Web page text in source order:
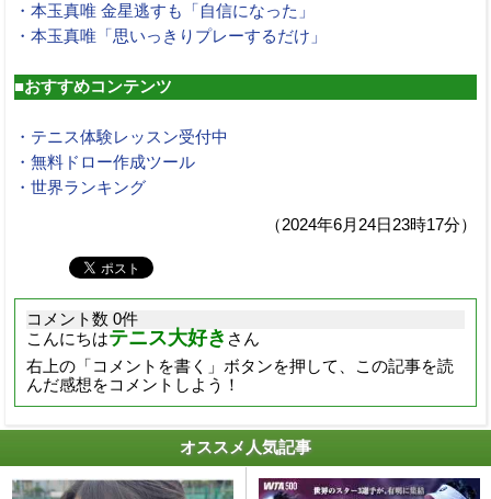
・本玉真唯 金星逃すも「自信になった」
・本玉真唯「思いっきりプレーするだけ」
■おすすめコンテンツ
・テニス体験レッスン受付中
・無料ドロー作成ツール
・世界ランキング
（2024年6月24日23時17分）
コメント数 0件
こんにちはテニス大好き さん
右上の「コメントを書く」ボタンを押して、この記事を読
んだ感想をコメントしよう！
オススメ人気記事